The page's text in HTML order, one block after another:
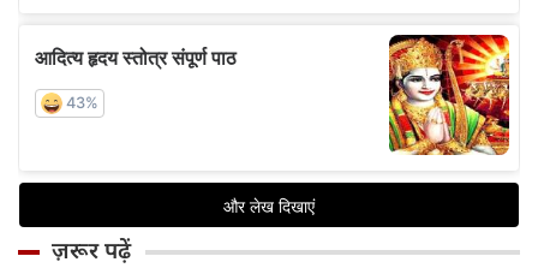
ज़रूर पढ़ें